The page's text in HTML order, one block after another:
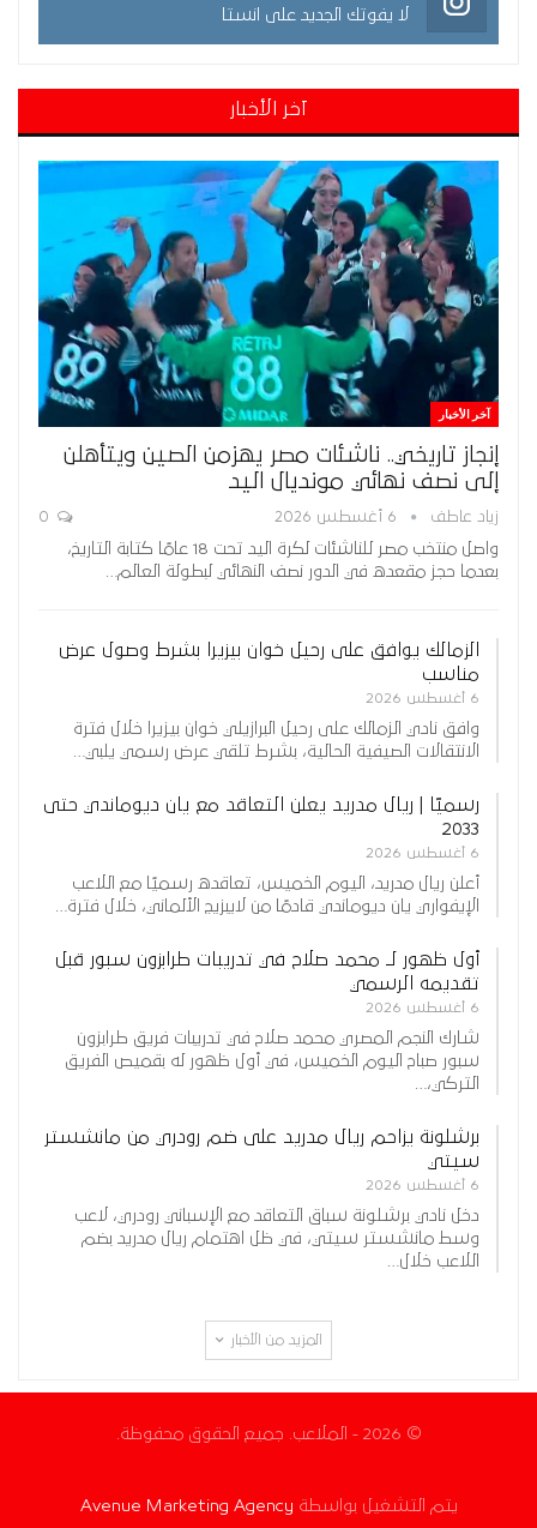
لا يفوتك الجديد على انستا
آخر الأخبار
آخر الأخبار
إنجاز تاريخي.. ناشئات مصر يهزمن الصين ويتأهلن
إلى نصف نهائي مونديال اليد
زياد عاطف 6 أغسطس 2026
واصل منتخب مصر للناشئات لكرة اليد تحت 18 عامًا كتابة التاريخ،
بعدما حجز مقعده في الدور نصف النهائي لبطولة العالم…
الزمالك يوافق على رحيل خوان بيزيرا بشرط وصول عرض
مناسب
6 أغسطس 2026
وافق نادي الزمالك على رحيل البرازيلي خوان بيزيرا خلال فترة
الانتقالات الصيفية الحالية، بشرط تلقي عرض رسمي يلبي…
رسميًا | ريال مدريد يعلن التعاقد مع يان ديوماندي حتى
2033
6 أغسطس 2026
أعلن ريال مدريد، اليوم الخميس، تعاقده رسميًا مع اللاعب
الإيفواري يان ديوماندي قادمًا من لايبزيج الألماني، خلال فترة…
أول ظهور لـ محمد صلاح في تدريبات طرابزون سبور قبل
تقديمه الرسمي
6 أغسطس 2026
شارك النجم المصري محمد صلاح في تدريبات فريق طرابزون
سبور صباح اليوم الخميس، في أول ظهور له بقميص الفريق
التركي،…
برشلونة يزاحم ريال مدريد على ضم رودري من مانشستر
سيتي
6 أغسطس 2026
دخل نادي برشلونة سباق التعاقد مع الإسباني رودري، لاعب
وسط مانشستر سيتي، في ظل اهتمام ريال مدريد بضم
اللاعب خلال…
المزيد من الأخبار
© 2026 - الملاعب. جميع الحقوق محفوظة.
يتم التشغيل بواسطة Avenue Marketing Agency